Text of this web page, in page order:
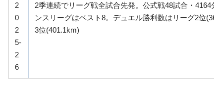
2
0
2
5-
2
6
2季連続でリーグ戦全試合先発。公式戦48試合・4164分
ンスリーグはベスト8。デュエル勝利数はリーグ2位
3位(401.1km)